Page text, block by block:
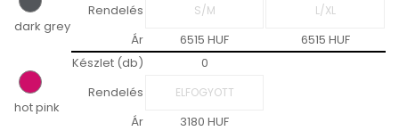
dark grey
Rendelés
Ár
6515 HUF 6515 HUF
hot pink
Készlet (db)
0
Rendelés
Ár
3180 HUF